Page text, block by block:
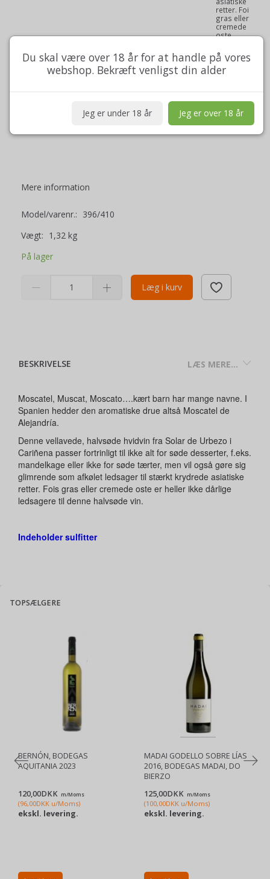
retter. Fois
gras eller
cremede
oste
Guía
Peñin:
nettoindhold 75 cl
Mere information
Model/varenr.: 396/410
Vægt: 1,32 kg
På lager
Læg i kurv
LÆS MERE...
BESKRIVELSE
Moscatel, Muscat, Moscato….kært barn har mange navne. I
Spanien hedder den aromatiske drue altså Moscatel de
Alejandría.
Denne vellavede, halvsøde hvidvin fra Solar de Urbezo i
Cariñena passer fortrinligt til ikke alt for søde desserter, f.eks.
mandelkage eller ikke for søde tærter, men vil også gøre sig
glimrende som afkølet ledsager til stærkt krydrede asiatiske
retter. Fois gras eller cremede oste er heller ikke dårlige
ledsagere til denne halvsøde vin.
Indeholder sulfitter
TOPSÆLGERE
BERNÓN, BODEGAS
AQUITANIA 2023
120,00DKK m/Moms
(96,00DKK u/Moms)
ekskl. levering.
MADAI GODELLO SOBRE LÍAS
2016, BODEGAS MADAI, DO
BIERZO
125,00DKK m/Moms
(100,00DKK u/Moms)
ekskl. levering.
Du skal være over 18 år for at handle på vores
webshop. Bekræft venligst din alder
Jeg er under 18 år Jeg er over 18 år